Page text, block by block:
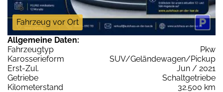
Fahrzeug vor Ort
Allgemeine Daten:
Fahrzeugtyp
Pkw
Karosserieform
SUV/Geländewagen/Pickup
Erst-Zul.
Jun / 2021
Getriebe
Schaltgetriebe
Kilometerstand
32.500 km